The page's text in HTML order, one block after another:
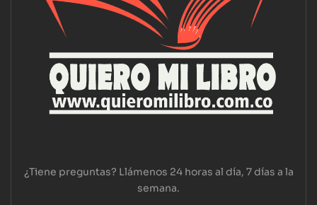
¿Tiene preguntas? Llámenos 24 horas al día, 7 días a la
semana.